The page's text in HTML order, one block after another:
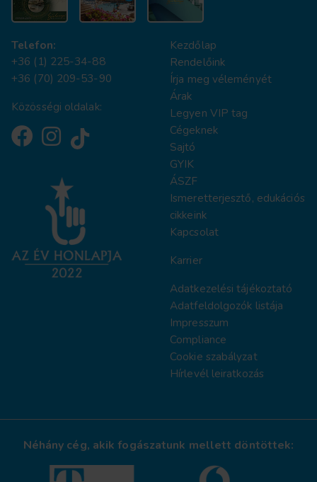
Telefon:
+36 (1) 225-34-88
+36 (70) 209-53-90
Közösségi oldalak:
Kezdőlap
Rendelőink
Írja meg véleményét
Árak
Legyen VIP tag
Cégeknek
Sajtó
GYIK
ÁSZF
Ismeretterjesztő, edukációs
cikkeink
Kapcsolat
Karrier
Adatkezelési tájékoztató
Adatfeldolgozók listája
Impresszum
Compliance
Cookie szabályzat
Hírlevél leiratkozás
Néhány cég, akik fogászatunk mellett döntöttek: